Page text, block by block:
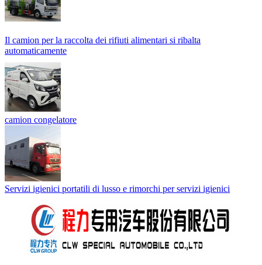
Il camion per la raccolta dei rifiuti alimentari si ribalta
automaticamente
camion congelatore
Servizi igienici portatili di lusso e rimorchi per servizi igienici